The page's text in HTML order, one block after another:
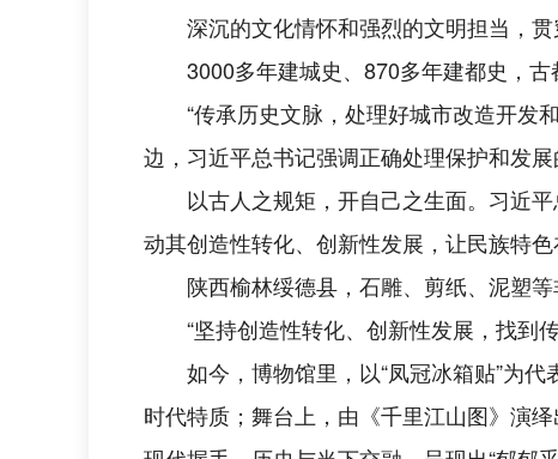
深沉的文化情怀和强烈的文明担当，贯
3000多年建城史、870多年建都史，古
“传承历史文脉，处理好城市改造开发
边，习近平总书记强调正确处理保护和发展
以古人之规矩，开自己之生面。习近
动其创造性转化、创新性发展，让民族特
陕西榆林绥德县，石雕、剪纸、泥塑
“坚持创造性转化、创新性发展，找到
如今，博物馆里，以“凤冠冰箱贴”为
时代特质；舞台上，由《千里江山图》演